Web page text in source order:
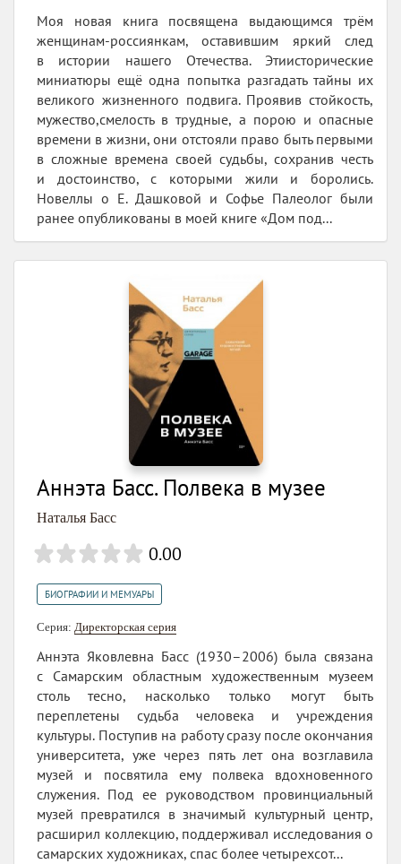
Моя новая книга посвящена выдающимся трём
женщинам-россиянкам, оставившим яркий след
в истории нашего Отечества. Этиисторические
миниатюры ещё одна попытка разгадать тайны их
великого жизненного подвига. Проявив стойкость,
мужество,смелость в трудные, а порою и опасные
времени в жизни, они отстояли право быть первыми
в сложные времена своей судьбы, сохранив честь
и достоинство, с которыми жили и боролись.
Новеллы о Е. Дашковой и Софье Палеолог были
ранее опубликованы в моей книге «Дом под...
Аннэта Басс. Полвека в музее
Наталья Басс
0.00
БИОГРАФИИ И МЕМУАРЫ
Серия: Директорская серия
Аннэта Яковлевна Басс (1930–2006) была связана
с Самарским областным художественным музеем
столь тесно, насколько только могут быть
переплетены судьба человека и учреждения
культуры. Поступив на работу сразу после окончания
университета, уже через пять лет она возглавила
музей и посвятила ему полвека вдохновенного
служения. Под ее руководством провинциальный
музей превратился в значимый культурный центр,
расширил коллекцию, поддерживал исследования о
самарских художниках, спас более четырехсот...